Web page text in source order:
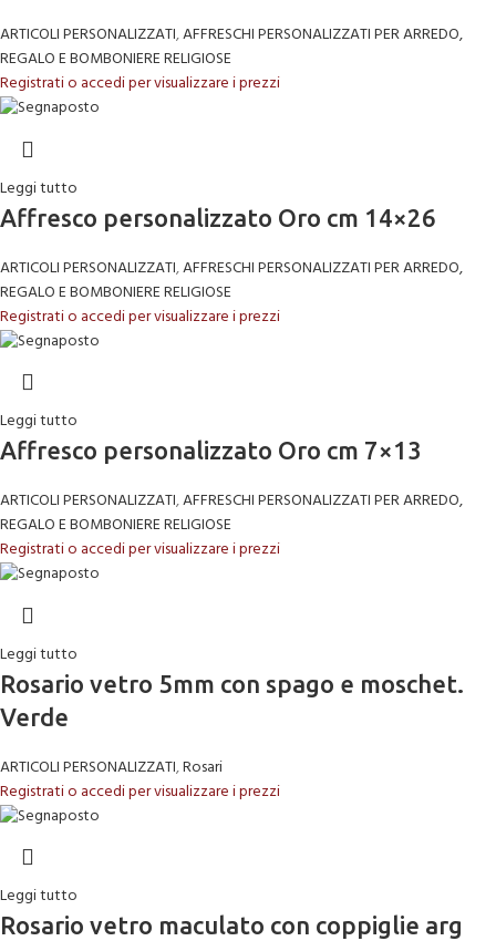
ARTICOLI PERSONALIZZATI,AFFRESCHI PERSONALIZZATI PER ARREDO,
REGALO E BOMBONIERE RELIGIOSE
Registrati o accedi per visualizzare i prezzi
Leggi tutto
Affresco personalizzato Oro cm 14×26
ARTICOLI PERSONALIZZATI,AFFRESCHI PERSONALIZZATI PER ARREDO,
REGALO E BOMBONIERE RELIGIOSE
Registrati o accedi per visualizzare i prezzi
Leggi tutto
Affresco personalizzato Oro cm 7×13
ARTICOLI PERSONALIZZATI,AFFRESCHI PERSONALIZZATI PER ARREDO,
REGALO E BOMBONIERE RELIGIOSE
Registrati o accedi per visualizzare i prezzi
Leggi tutto
Rosario vetro 5mm con spago e moschet.
Verde
ARTICOLI PERSONALIZZATI,Rosari
Registrati o accedi per visualizzare i prezzi
Leggi tutto
Rosario vetro maculato con coppiglie arg